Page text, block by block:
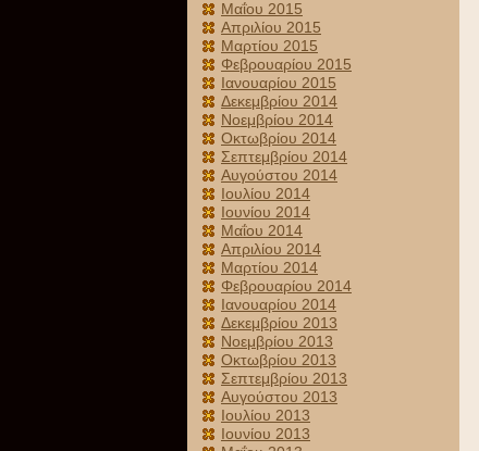
Μαΐου 2015
Απριλίου 2015
Μαρτίου 2015
Φεβρουαρίου 2015
Ιανουαρίου 2015
Δεκεμβρίου 2014
Νοεμβρίου 2014
Οκτωβρίου 2014
Σεπτεμβρίου 2014
Αυγούστου 2014
Ιουλίου 2014
Ιουνίου 2014
Μαΐου 2014
Απριλίου 2014
Μαρτίου 2014
Φεβρουαρίου 2014
Ιανουαρίου 2014
Δεκεμβρίου 2013
Νοεμβρίου 2013
Οκτωβρίου 2013
Σεπτεμβρίου 2013
Αυγούστου 2013
Ιουλίου 2013
Ιουνίου 2013